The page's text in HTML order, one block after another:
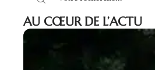
AU CŒUR DE L’ACTU